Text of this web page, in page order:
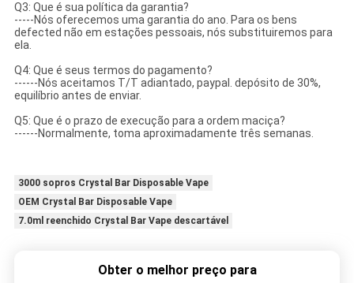
Q3: Que é sua política da garantia?
-----Nós oferecemos uma garantia do ano. Para os bens
defected não em estações pessoais, nós substituiremos para
ela.
Q4: Que é seus termos do pagamento?
------Nós aceitamos T/T adiantado, paypal. depósito de 30%,
equilíbrio antes de enviar.
Q5: Que é o prazo de execução para a ordem maciça?
------Normalmente, toma aproximadamente três semanas.
3000 sopros Crystal Bar Disposable Vape
OEM Crystal Bar Disposable Vape
7.0ml reenchido Crystal Bar Vape descartável
Obter o melhor preço para